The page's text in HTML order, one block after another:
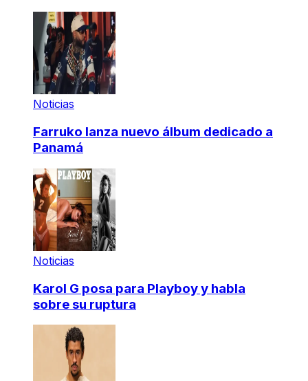
Noticias
Farruko lanza nuevo álbum dedicado a
Panamá
Noticias
Karol G posa para Playboy y habla
sobre su ruptura